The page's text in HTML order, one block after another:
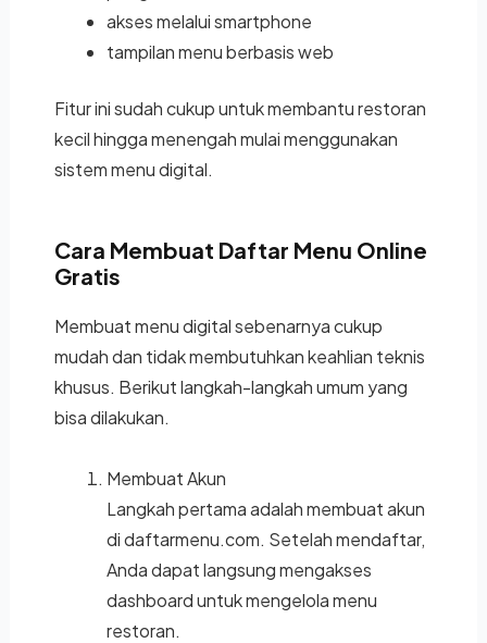
akses melalui smartphone
tampilan menu berbasis web
Fitur ini sudah cukup untuk membantu restoran
kecil hingga menengah mulai menggunakan
sistem menu digital.
Cara Membuat Daftar Menu Online
Gratis
Membuat menu digital sebenarnya cukup
mudah dan tidak membutuhkan keahlian teknis
khusus. Berikut langkah-langkah umum yang
bisa dilakukan.
Membuat Akun
Langkah pertama adalah membuat akun
di daftarmenu.com. Setelah mendaftar,
Anda dapat langsung mengakses
dashboard untuk mengelola menu
restoran.